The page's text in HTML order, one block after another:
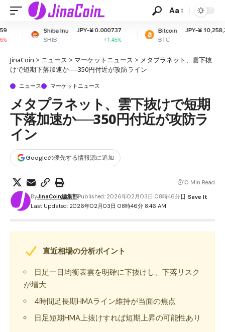
Aa
Inu
JPY-¥ 0.000737
+1.45%
Bitcoin
BTC
JPY-¥ 10,258,303.89
JinaCoin > ニュース > マーケットニュース > メタプラネット、雲下抜
けで短期下落加速か──350円付近が攻防ライン
ニュース マーケットニュース
メタプラネット、雲下抜けで短期
下落加速か──350円付近が攻防ラ
イン
Googleの優先する情報源に追加
Last Updated: 2026年02月03日 08時46分 8:46 AM
ByJinaCoin編集部Published: 2026年02月03日 08時46分
10 Min Read
直近相場の分析ポイント
日足一目均衡表雲を明確に下抜けし、下落リスク
が増大
4時間足長期HMAライン維持が当面の焦点
日足短期HMA上抜けすれば短期上昇の可能性あり